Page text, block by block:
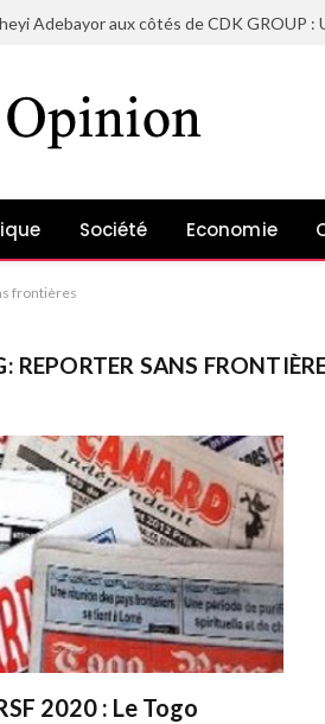
Société Economie
frontières
REPORTER SANS
2020 : Le Togo